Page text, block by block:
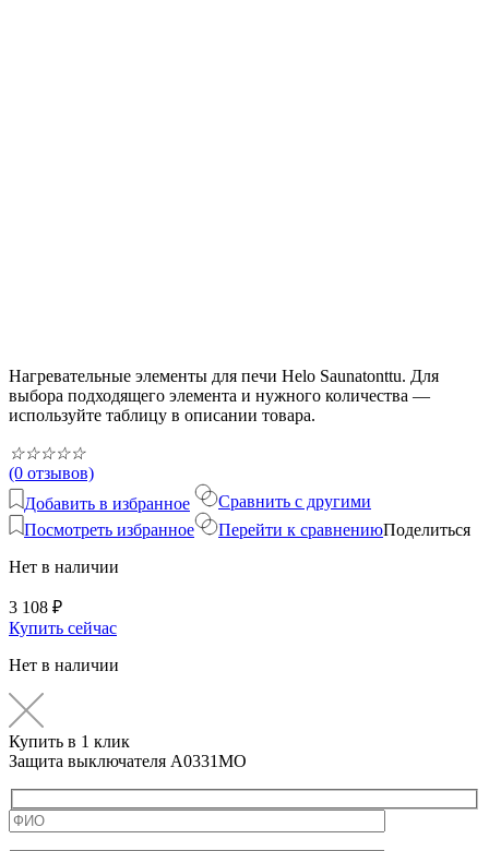
Нагревательные элементы для печи Helo Saunatonttu. Для
выбора подходящего элемента и нужного количества —
используйте таблицу в описании товара.
☆☆☆☆☆
(0 отзывов)
Добавить в избранное
Посмотреть избранное
Сравнить с другими
Перейти к сравнениюПоделиться
Нет в наличии
3 108 ₽
Купить сейчас
Нет в наличии
Купить в 1 клик
Защита выключателя A0331MO